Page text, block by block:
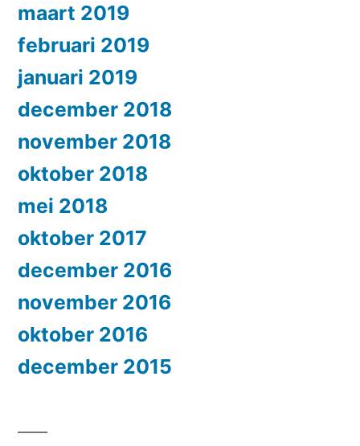
maart 2019
februari 2019
januari 2019
december 2018
november 2018
oktober 2018
mei 2018
oktober 2017
december 2016
november 2016
oktober 2016
december 2015